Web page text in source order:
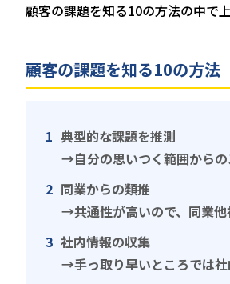
顧客の課題を知る10の方法の中で
顧客の課題を知る10の方法
典型的な課題を推測
→自分の思いつく範囲から
同業からの類推
→共通性が高いので、同業
社内情報の収集
→手っ取り早いところでは